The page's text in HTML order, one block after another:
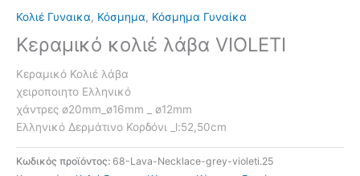
Κολιέ Γυναικα, Κόσμημα, Κόσμημα Γυναίκα
Κεραμικό κολιέ λάβα VIOLETI
Κεραμικό Κολιέ λάβα
χειροποιητο Ελληνικό
χάντρες ø20mm_ø16mm _ ø12mm
Ελληνικό Δερμάτινο Κορδόνι _l:52,50cm
Κωδικός προϊόντος: 68-Lava-Necklace-grey-violeti.25